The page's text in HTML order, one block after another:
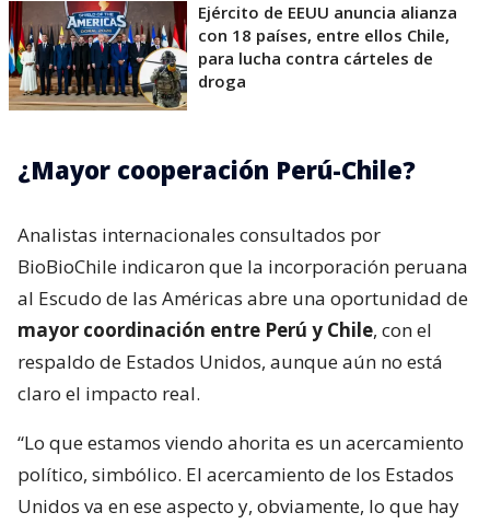
Ejército de EEUU anuncia alianza
con 18 países, entre ellos Chile,
para lucha contra cárteles de
droga
¿Mayor cooperación Perú-Chile?
Analistas internacionales consultados por
BioBioChile indicaron que la incorporación peruana
al Escudo de las Américas abre una oportunidad de
mayor coordinación entre Perú y Chile, con el
respaldo de Estados Unidos, aunque aún no está
claro el impacto real.
“Lo que estamos viendo ahorita es un acercamiento
político, simbólico. El acercamiento de los Estados
Unidos va en ese aspecto y, obviamente, lo que hay